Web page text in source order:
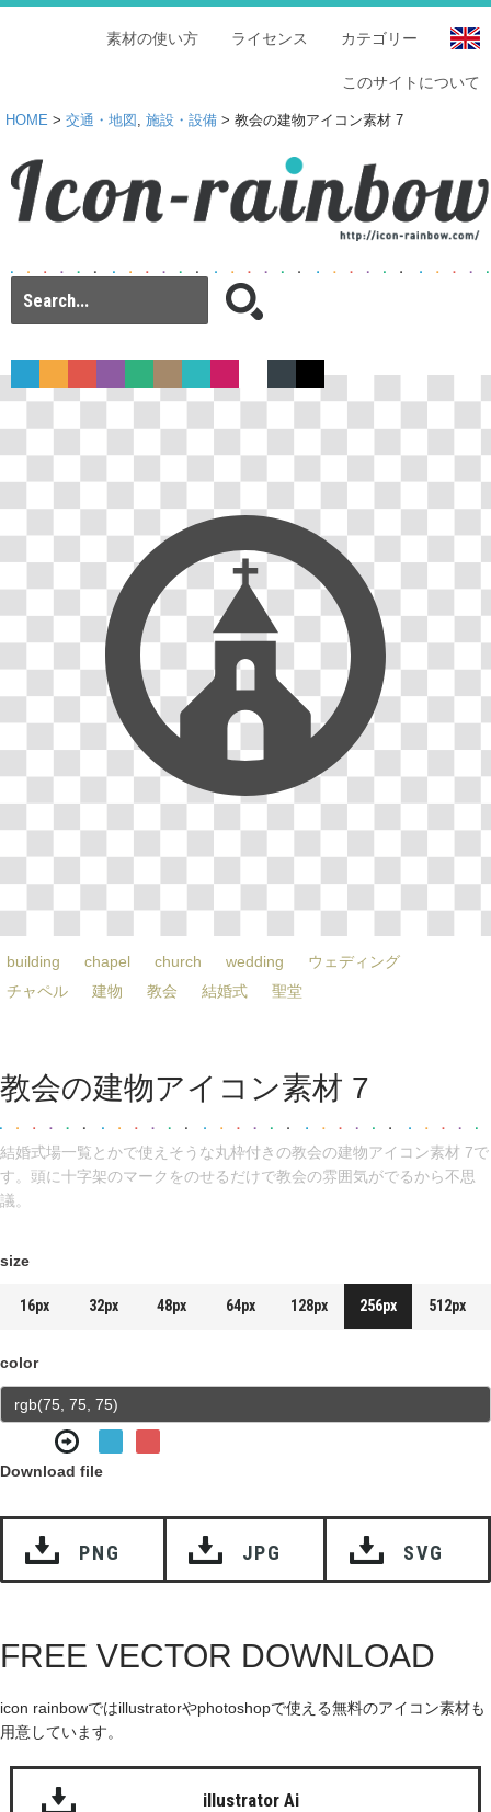
カテゴリー
ライセンス
素材の使い方
このサイトについて
HOME > 交通・地図 , 施設・設備 > 教会の建物アイコン素材 7
building chapel church wedding
ウェディング
チャペル
建物 教会 結婚式 聖堂
教会の建物アイコン素材 7
結婚式場一覧とかで使えそうな丸枠付きの教会の建物アイコン素材 7で
す。頭に十字架のマークをのせるだけで教会の雰囲気がでるから不思
議。
size
16px 32px 48px 64px 128px 256px 512px
color
Download file
PNG JPG SVG
FREE VECTOR DOWNLOAD
icon rainbowではillustratorやphotoshopで使える無料のアイコン素材も
用意しています。
illustrator Ai